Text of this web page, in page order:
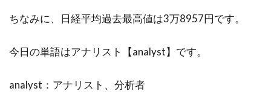
ちなみに、日経平均過去最高値は3万8957円です。
今日の単語はアナリスト【analyst】です。
analyst：アナリスト、分析者